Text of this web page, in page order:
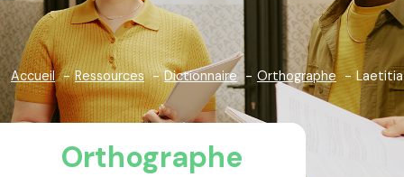
Accueil Ressources Dictionnaire Orthographe Laetitia
Orthographe